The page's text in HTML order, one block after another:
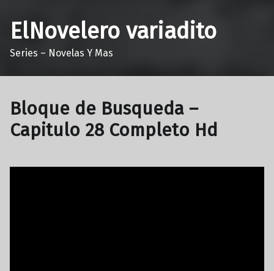
ElNovelero variadito
Series – Novelas Y Mas
Bloque de Busqueda –
Capitulo 28 Completo Hd